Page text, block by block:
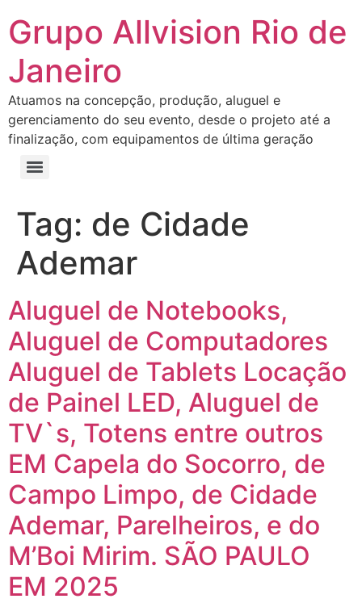
Grupo Allvision Rio de
Janeiro
Atuamos na concepção, produção, aluguel e
gerenciamento do seu evento, desde o projeto até a
finalização, com equipamentos de última geração
Tag: de Cidade
Ademar
Aluguel de Notebooks,
Aluguel de Computadores
Aluguel de Tablets Locação
de Painel LED, Aluguel de
TV`s, Totens entre outros
EM Capela do Socorro, de
Campo Limpo, de Cidade
Ademar, Parelheiros, e do
M’Boi Mirim. SÃO PAULO
EM 2025